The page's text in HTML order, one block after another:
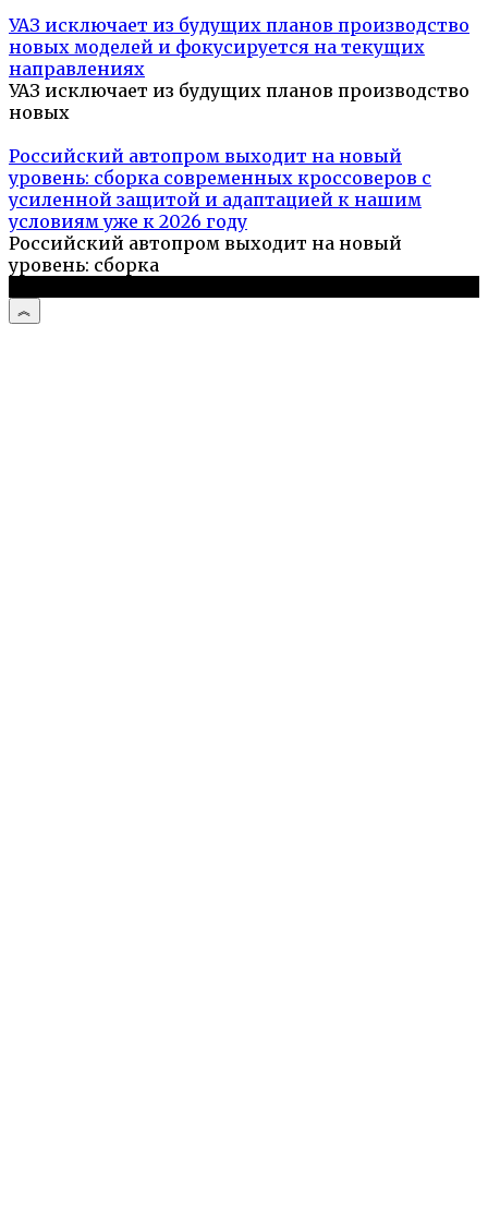
УАЗ исключает из будущих планов производство
новых моделей и фокусируется на текущих
направлениях
УАЗ исключает из будущих планов производство
новых
Российский автопром выходит на новый
уровень: сборка современных кроссоверов с
усиленной защитой и адаптацией к нашим
условиям уже к 2026 году
Российский автопром выходит на новый
уровень: сборка